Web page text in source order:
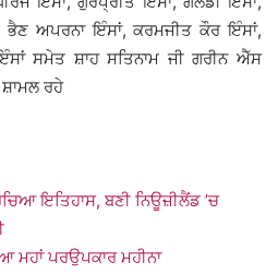
ਭੈਣ ਅਪਰਨਾ ਇੰਸਾਂ, ਕਰਮਜੀਤ ਕੌਰ ਇੰਸਾਂ,
ਸਮੇਤ ਸ਼ਾਹ ਸਤਿਨਾਮ ਜੀ ਗਰੀਨ ਐੱਸ
ਰਹੇ
ਇਤਿਹਾਸ, ਬਣੀ ਨਿਊਜ਼ੀਲੈਂਡ ’ਚ
ਮਹਾਂ ਪਰਉਪਕਾਰ ਮਹੀਨਾ